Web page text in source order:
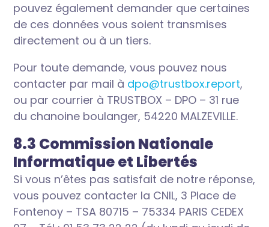
pouvez également demander que certaines
de ces données vous soient transmises
directement ou à un tiers.
Pour toute demande, vous pouvez nous
contacter par mail à dpo@trustbox.report,
ou par courrier à TRUSTBOX – DPO – 31 rue
du chanoine boulanger, 54220 MALZEVILLE.
8.3 Commission Nationale
Informatique et Libertés
Si vous n’êtes pas satisfait de notre réponse,
vous pouvez contacter la CNIL, 3 Place de
Fontenoy – TSA 80715 – 75334 PARIS CEDEX